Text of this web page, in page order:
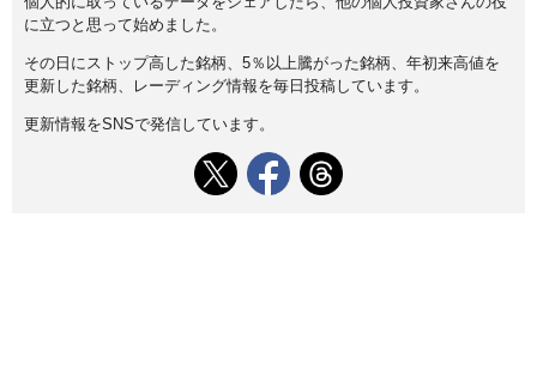
に立つと思って始めました。
その日にストップ高した銘柄、5％以上騰がった銘柄、年初来高値を
更新した銘柄、レーディング情報を毎日投稿しています。
更新情報をSNSで発信しています。